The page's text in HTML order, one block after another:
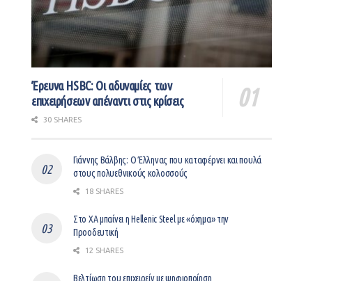
Έρευνα HSBC: Οι αδυναμίες των
επιχειρήσεων απέναντι στις κρίσεις
30 SHARES
Γιάννης Βάλβης: O Έλληνας που καταφέρνει και πουλά
στους πολυεθνικούς κολοσσούς
18 SHARES
Στο ΧΑ μπαίνει η Hellenic Steel με «όχημα» την
Προοδευτική
12 SHARES
Βελτίωση του επιχειρείν με ψηφιοποίηση